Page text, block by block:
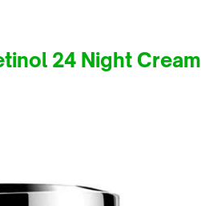
24 Night Cream